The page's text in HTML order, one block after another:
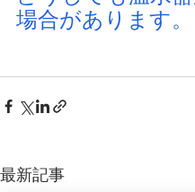
場合があります。
最新記事